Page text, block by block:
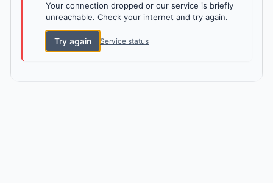
Your connection dropped or our service is briefly
unreachable. Check your internet and try again.
Try again Service status